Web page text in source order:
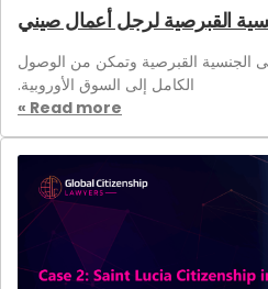
القبرصية لرجل أعمال صيني
القبرصية وتمكن من الوصول
الكامل إلى السوق الأوروبية.
Read more »